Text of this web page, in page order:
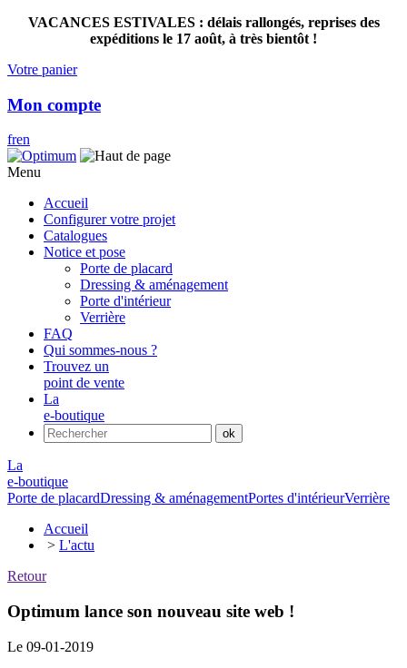
VACANCES ESTIVALES : délais rallongés, reprises des
expéditions le 17 août, à très bientôt !
Votre panier
Mon compte
fren
Menu
Accueil
Configurer votre projet
Catalogues
Notice et pose
Porte de placard
Dressing & aménagement
Porte d'intérieur
Verrière
FAQ
Qui sommes-nous ?
Trouvez un
point de vente
La
e-boutique
La
e-boutique
Porte de placardDressing & aménagementPortes d'intérieurVerrière
Accueil
> L'actu
Retour
Optimum lance son nouveau site web !
Le 09-01-2019